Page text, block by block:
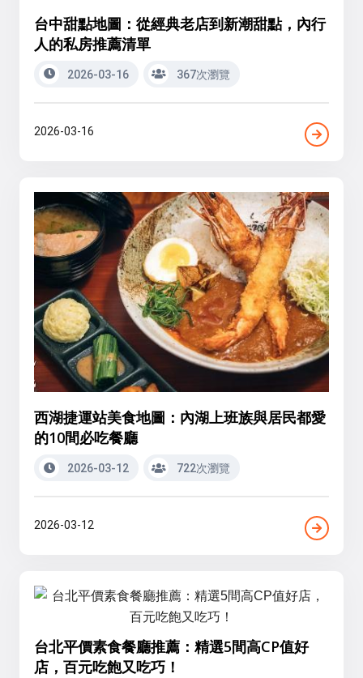
台中甜點地圖：從經典老店到新潮甜點，內行
人的私房推薦清單
2026-03-16 367次瀏覽
2026-03-16
西湖捷運站美食地圖：內湖上班族與居民都愛
的10間必吃餐廳
2026-03-12 722次瀏覽
2026-03-12
台北平價素食餐廳推薦：精選5間高CP值好
店，百元吃飽又吃巧！